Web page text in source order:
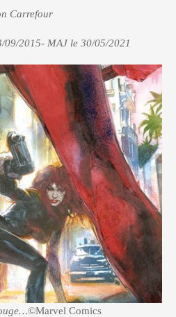
Carrefour
09/2015- MAJ le 30/05/2021
©Marvel Comics